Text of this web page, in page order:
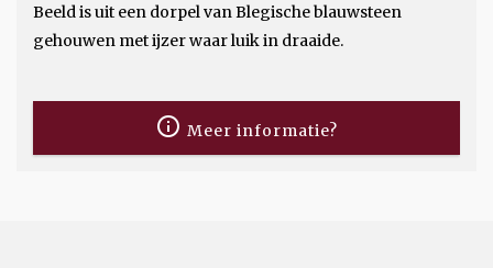
Beeld is uit een dorpel van Blegische blauwsteen
gehouwen met ijzer waar luik in draaide.
Meer informatie?